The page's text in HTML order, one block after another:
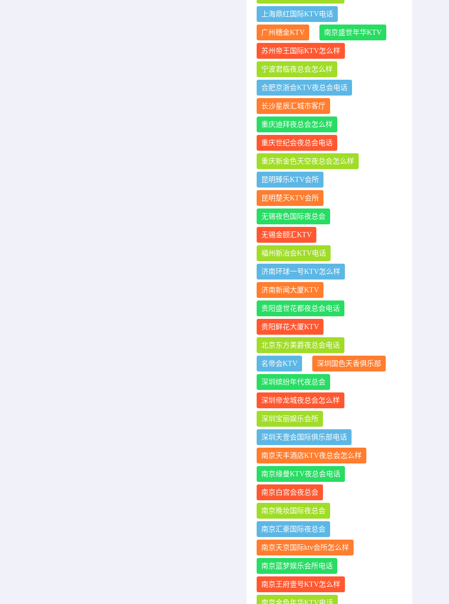
上海鼎红国际KTV电话
广州穗金KTV 南京盛世年华KTV
苏州帝王国际KTV怎么样
宁波君临夜总会怎么样
合肥京浙会KTV夜总会电话
长沙星辰汇城市客厅
重庆迪拜夜总会怎么样
重庆世纪会夜总会电话
重庆新金色天空夜总会怎么样
昆明臻乐KTV会所
昆明楚天KTV会所
无锡夜色国际夜总会
无锡金颐汇KTV
福州新冶会KTV电话
济南环球一号KTV怎么样
济南新闻大厦KTV
贵阳盛世花都夜总会电话
贵阳鲜花大厦KTV
北京东方美爵夜总会电话
名帝会KTV 深圳国色天香俱乐部
深圳缤纷年代夜总会
深圳帝龙城夜总会怎么样
深圳宝丽娱乐会所
深圳天壹会国际俱乐部电话
南京天丰酒店KTV夜总会怎么样
南京缘曼KTV夜总会电话
南京白宫会夜总会
南京晚妆国际夜总会
南京汇豪国际夜总会
南京天京国际ktv会所怎么样
南京蓝梦娱乐会所电话
南京王府壹号KTV怎么样